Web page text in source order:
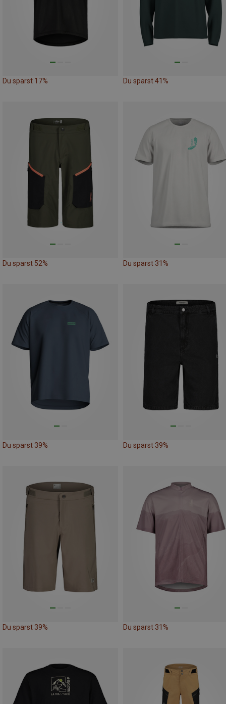
Du sparst 17% Du sparst 41%
Du sparst 52% Du sparst 31%
Du sparst 39% Du sparst 39%
Du sparst 39% Du sparst 31%